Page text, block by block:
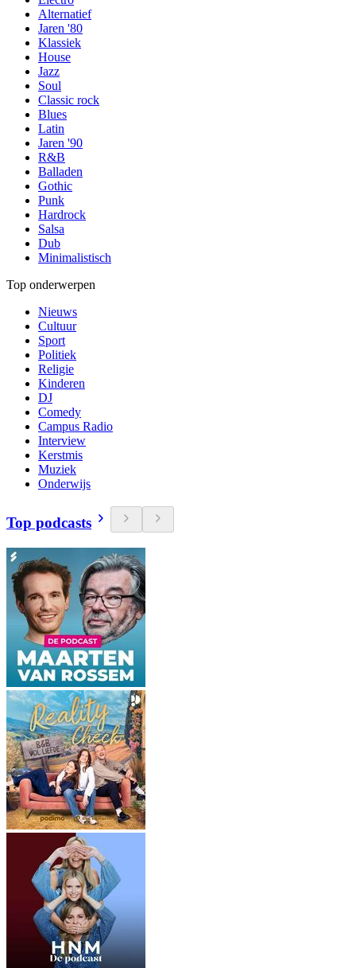
Alternatief
Jaren '80
Klassiek
House
Jazz
Soul
Classic rock
Blues
Latin
Jaren '90
R&B
Balladen
Gothic
Punk
Hardrock
Salsa
Dub
Minimalistisch
Top onderwerpen
Nieuws
Cultuur
Sport
Politiek
Religie
Kinderen
DJ
Comedy
Campus Radio
Interview
Kerstmis
Muziek
Onderwijs
Top podcasts